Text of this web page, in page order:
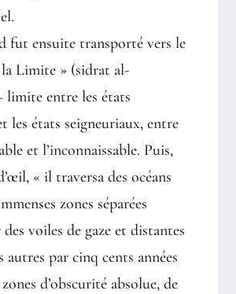
fut ensuite transporté vers le
Limite » (sidrat al-
limite entre les états
les états seigneuriaux, entre
et l’inconnaissable. Puis,
« il traversa des océans
zones séparées
voiles de gaze et distantes
autres par cinq cents années
d’obscurité absolue, de